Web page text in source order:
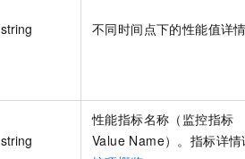
string 不同时间点下的性能值详情
string
性能指标名称（监控指标
Value Name）。指标详情